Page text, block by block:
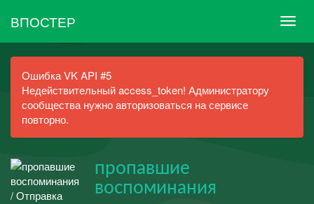
ВПОСТЕР
Ошибка VK API #5
Недействительный access_token! Администратору
сообщества нужно авторизоваться на сервисе
повторно.
пропавшие
воспоминания